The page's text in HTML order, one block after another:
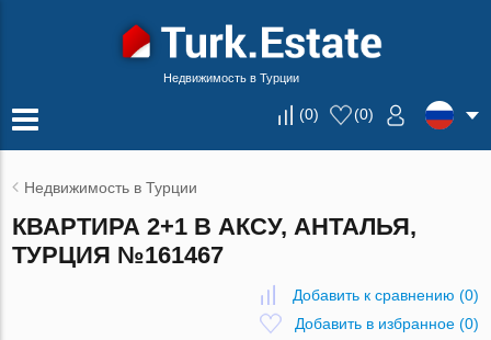
Недвижимость в Турции
(0) (0)
Недвижимость в Турции
КВАРТИРА 2+1 В АКСУ, АНТАЛЬЯ,
ТУРЦИЯ №161467
Добавить к сравнению (0)
Добавить в избранное(0)